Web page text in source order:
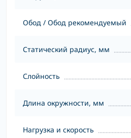
Обод / Обод рекомендуемый
Статический радиус, мм
Слойность
Длина окружности, мм
Нагрузка и скорость